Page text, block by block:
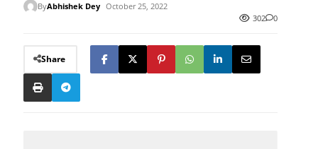
ByAbhishek Dey October 25, 2022
302
0
Share